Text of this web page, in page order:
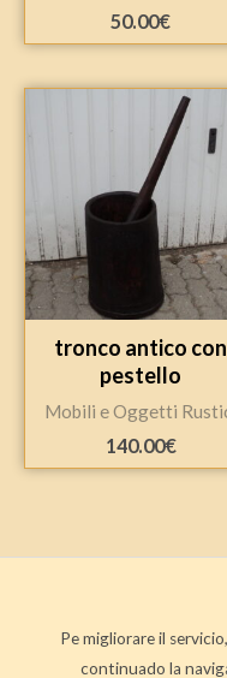
50.00€
tronco antico con
pestello
Mobili e Oggetti
140.00€
Pe migliorare il
continuado la